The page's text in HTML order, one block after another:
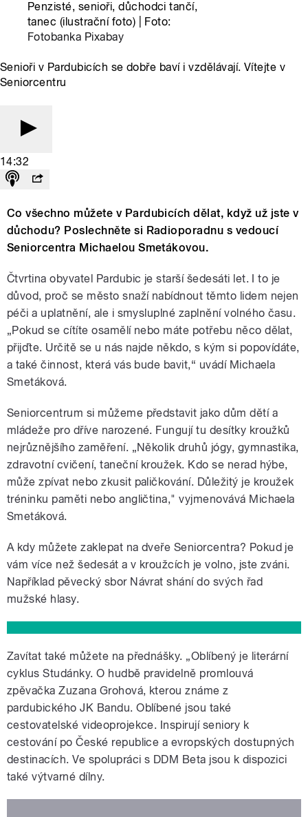
Penzisté, senioři, důchodci tančí,
tanec (ilustrační foto) | Foto:
Fotobanka Pixabay
Senioři v Pardubicích se dobře baví i vzdělávají. Vítejte v
Seniorcentru
14:32
Co všechno můžete v Pardubicích dělat, když už jste v
důchodu? Poslechněte si Radioporadnu s vedoucí
Seniorcentra Michaelou Smetákovou.
Čtvrtina obyvatel Pardubic je starší šedesáti let. I to je
důvod, proč se město snaží nabídnout těmto lidem nejen
péči a uplatnění, ale i smysluplné zaplnění volného času.
„Pokud se cítíte osamělí nebo máte potřebu něco dělat,
přijďte. Určitě se u nás najde někdo, s kým si popovídáte,
a také činnost, která vás bude bavit,“ uvádí Michaela
Smetáková.
Seniorcentrum si můžeme představit jako dům dětí a
mládeže pro dříve narozené. Fungují tu desítky kroužků
nejrůznějšího zaměření. „Několik druhů jógy, gymnastika,
zdravotní cvičení, taneční kroužek. Kdo se nerad hýbe,
může zpívat nebo zkusit paličkování. Důležitý je kroužek
tréninku paměti nebo angličtina," vyjmenovává Michaela
Smetáková.
A kdy můžete zaklepat na dveře Seniorcentra? Pokud je
vám více než šedesát a v kroužcích je volno, jste zváni.
Například pěvecký sbor Návrat shání do svých řad
mužské hlasy.
Zavítat také můžete na přednášky. „Oblíbený je literární
cyklus Studánky. O hudbě pravidelně promlouvá
zpěvačka Zuzana Grohová, kterou známe z
pardubického JK Bandu. Oblíbené jsou také
cestovatelské videoprojekce. Inspirují seniory k
cestování po České republice a evropských dostupných
destinacích. Ve spolupráci s DDM Beta jsou k dispozici
také výtvarné dílny.